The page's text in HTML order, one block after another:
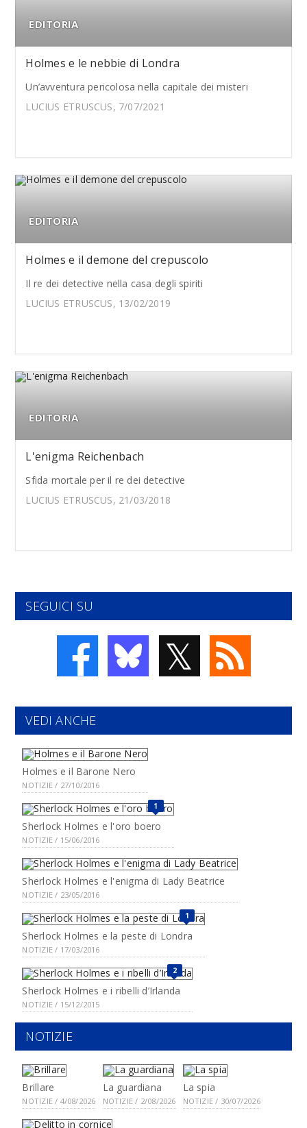
EDITORIA
Holmes e le nebbie di Londra
Un’avventura pericolosa nella capitale dei misteri
LUCIUS ETRUSCUS, 7/07/2021
EDITORIA
Holmes e il demone del crepuscolo
Il re dei detective nella casa degli spiriti
LUCIUS ETRUSCUS, 13/02/2019
EDITORIA
L'enigma Reichenbach
Sfida mortale per il re dei detective
LUCIUS ETRUSCUS, 21/03/2018
SEGUICI SU
𝕏
VEDI ANCHE
Holmes e il Barone Nero
NOTIZIE / 27/10/2016
1
Sherlock Holmes e l'oro boero
NOTIZIE / 15/06/2016
Sherlock Holmes e l'enigma di Lady Beatrice
NOTIZIE / 23/05/2016
1
Sherlock Holmes e la peste di Londra
NOTIZIE / 17/03/2016
2
Sherlock Holmes e i ribelli d’Irlanda
NOTIZIE / 15/12/2015
NOTIZIE
Brillare
NOTIZIE / 4/08/2026
La guardiana
NOTIZIE / 2/08/2026
La spia
NOTIZIE / 30/07/2026